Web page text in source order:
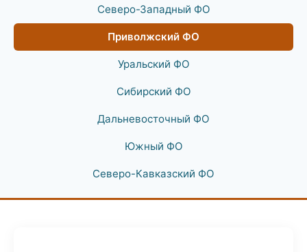
Северо-Западный ФО
Приволжский ФО
Уральский ФО
Сибирский ФО
Дальневосточный ФО
Южный ФО
Северо-Кавказский ФО